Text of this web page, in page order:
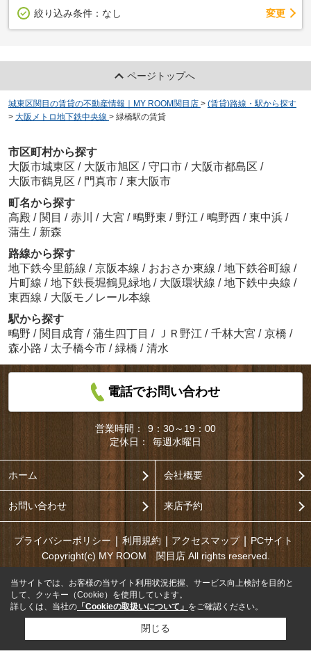
絞り込み条件： なし 変更
ページトップへ
城東区関目の賃貸の不動産情報｜MY ROOM関目店 > (賃貸)路線・駅から探す
> 大阪メトロ地下鉄中央線 > 緑橋駅の賃貸
市区町村から探す
大阪市城東区 / 大阪市旭区 / 守口市 / 大阪市都島区 /
大阪市鶴見区 / 門真市 / 東大阪市
町名から探す
高殿 / 関目 / 赤川 / 大宮 / 鴫野東 / 野江 / 鴫野西 / 東中浜 /
蒲生 / 新森
路線から探す
地下鉄今里筋線 / 京阪本線 / おおさか東線 / 地下鉄谷町線 /
片町線 / 地下鉄長堀鶴見緑地 / 大阪環状線 / 地下鉄中央線 /
東西線 / 大阪モノレール本線
駅から探す
鴫野 / 関目成育 / 蒲生四丁目 / ＪＲ野江 / 千林大宮 / 京橋 /
森小路 / 太子橋今市 / 緑橋 / 清水
電話でお問い合わせ
営業時間：
9：30～19：00
定休日：
毎週水曜日
ホーム 会社概要
お問い合わせ 来店予約
プライバシーポリシー 利用規約 アクセスマップ
PCサイト
Copyright(c) MY ROOM 関目店 All rights reserved.
当サイトでは、お客様の当サイト利用状況把握、サービス向上検討を目的と
して、クッキー（Cookie）を使用しています。
詳しくは、当社の 「Cookieの取扱いについて」 をご確認ください。
閉じる